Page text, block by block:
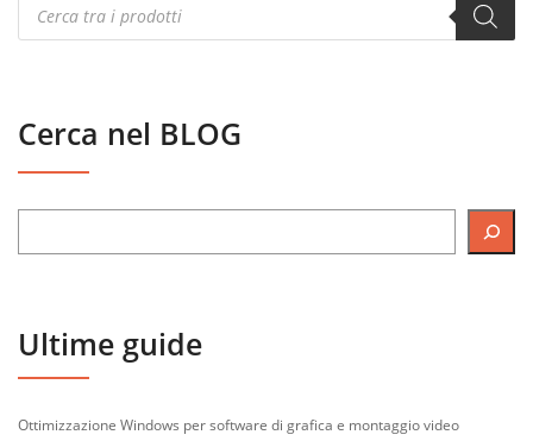
search
Cerca nel BLOG
Ultime guide
Ottimizzazione Windows per software di grafica e montaggio video